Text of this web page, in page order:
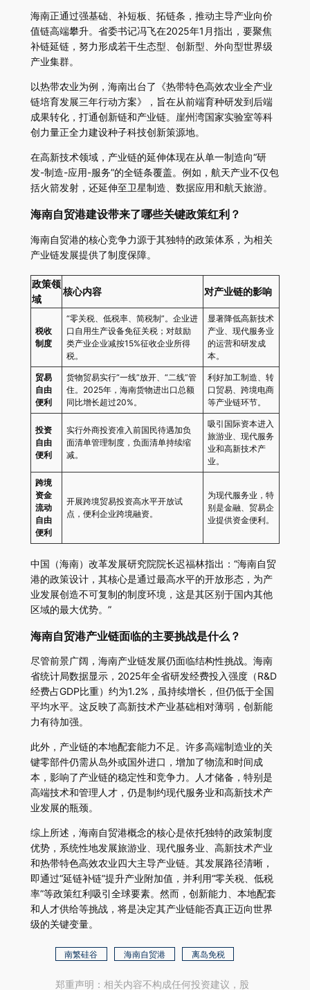
海南正通过强基础、补短板、拓链条，推动主导产业向价
值链高端攀升。省委书记冯飞在2025年1月指出，要聚焦
补链延链，努力形成若干生态型、创新型、外向型世界级
产业集群。
以热带农业为例，海南出台了《热带特色高效农业全产业
链培育发展三年行动方案》，旨在从前端育种研发到后端
成果转化，打通创新链和产业链。崖州湾国家实验室等科
创力量正全力建设种子科技创新策源地。
在高新技术领域，产业链的延伸体现在从单一制造向“研
发-制造-应用-服务”的全链条覆盖。例如，航天产业不仅包
括火箭发射，还延伸至卫星制造、数据应用和航天旅游。
海南自贸港建设带来了哪些关键政策红利？
海南自贸港的核心竞争力源于其独特的政策体系，为相关
产业链发展提供了制度保障。
政策领
域
核心内容 对产业链的影响
税收
制度
“零关税、低税率、简税制”。企业进
口自用生产设备免征关税；对鼓励
类产业企业减按15%征收企业所得
税。
显著降低高新技术
产业、现代服务业
的运营和研发成
本。
贸易
自由
便利
货物贸易实行“一线”放开、“二线”管
住。2025年，海南货物进出口总额
同比增长超过20%。
利好加工制造、转
口贸易、跨境电商
等产业链环节。
投资
自由
便利
实行外商投资准入前国民待遇加负
面清单管理制度，负面清单持续缩
减。
吸引国际资本进入
旅游业、现代服务
业和高新技术产
业。
跨境
资金
流动
自由
便利
开展跨境贸易投资高水平开放试
点，便利企业跨境融资。
为现代服务业，特
别是金融、贸易企
业提供资金便利。
中国（海南）改革发展研究院院长迟福林指出：“海南自贸
港的政策设计，其核心是通过最高水平的开放形态，为产
业发展创造不可复制的制度环境，这是其区别于国内其他
区域的最大优势。”
海南自贸港产业链面临的主要挑战是什么？
尽管前景广阔，海南产业链发展仍面临结构性挑战。海南
省统计局数据显示，2025年全省研发经费投入强度（R&D
经费占GDP比重）约为1.2%，虽持续增长，但仍低于全国
平均水平。这反映了高新技术产业基础相对薄弱，创新能
力有待加强。
此外，产业链的本地配套能力不足。许多高端制造业的关
键零部件仍需从岛外或国外进口，增加了物流和时间成
本，影响了产业链的稳定性和竞争力。人才储备，特别是
高端技术和管理人才，仍是制约现代服务业和高新技术产
业发展的瓶颈。
综上所述，海南自贸港概念的核心是依托独特的政策制度
优势，系统性地发展旅游业、现代服务业、高新技术产业
和热带特色高效农业四大主导产业链。其发展路径清晰，
即通过“延链补链”提升产业附加值，并利用“零关税、低税
率”等政策红利吸引全球要素。然而，创新能力、本地配套
和人才供给等挑战，将是决定其产业链能否真正迈向世界
级的关键变量。
南繁硅谷 海南自贸港 离岛免税
郑重声明：相关内容不构成任何投资建议，股